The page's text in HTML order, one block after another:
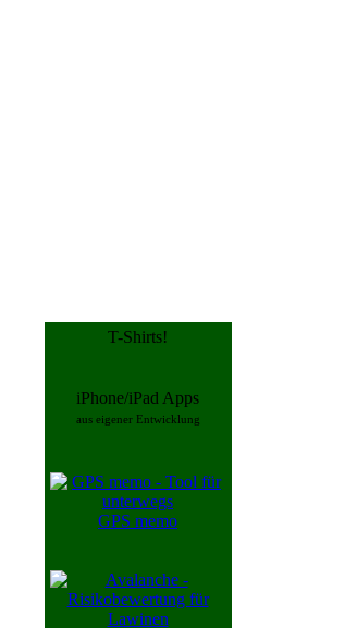
T-Shirts!
iPhone/iPad Apps
aus eigener Entwicklung
GPS memo